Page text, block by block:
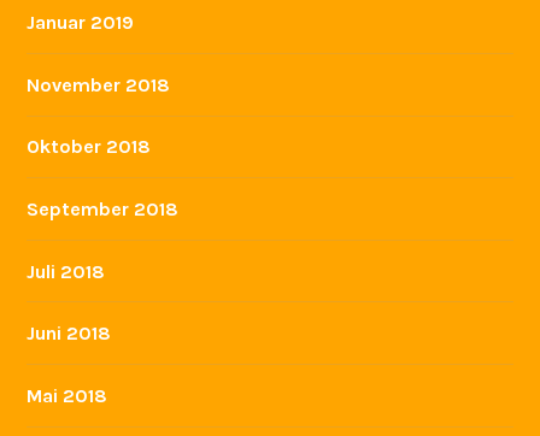
Januar 2019
November 2018
Oktober 2018
September 2018
Juli 2018
Juni 2018
Mai 2018